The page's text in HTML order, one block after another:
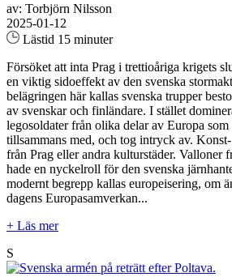
av: Torbjörn Nilsson
2025-01-12
Lästid 15 minuter
Försöket att inta Prag i trettioåriga krigets
en viktig sidoeffekt av den svenska
belägringen här kallas svenska trupper
av svenskar och finländare. I stället
legosoldater från olika delar av Europa som
tillsammans med, och tog intryck av.
från Prag eller andra kulturstäder. Valloner
hade en nyckelroll för den svenska
modernt begrepp kallas europeisering, om
dagens Europasamverkan...
+ Läs mer
S